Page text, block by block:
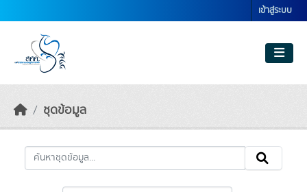
เข้าสู่ระบบ
ชุดข้อมูล